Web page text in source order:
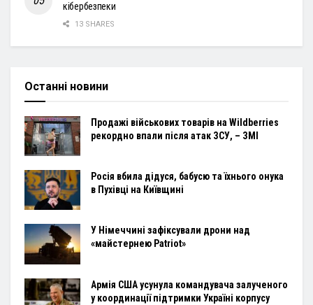
кібербезпеки
13 SHARES
Останні новини
Продажі військових товарів на Wildberries
рекордно впали після атак ЗСУ, – ЗМІ
Росія вбила дідуся, бабусю та їхнього онука
в Пухівці на Київщині
У Німеччині зафіксували дрони над
«майстернею Patriot»
Армія США усунула командувача залученого
у координації підтримки Україні корпусу